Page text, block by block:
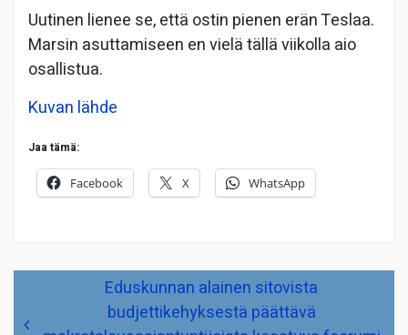
Uutinen lienee se, että ostin pienen erän Teslaa.
Marsin asuttamiseen en vielä tällä viikolla aio
osallistua.
Kuvan lähde
Jaa tämä:
Facebook X WhatsApp
Eduskunnan alainen sitovista
budjettikehyksestä päättävä